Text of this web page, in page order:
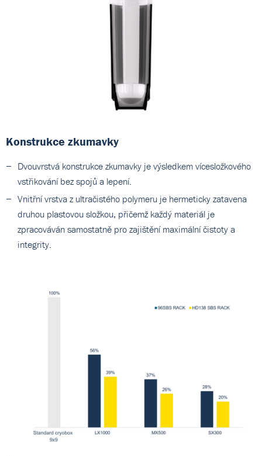
Konstrukce zkumavky
Dvouvrstvá konstrukce zkumavky je výsledkem vícesložkového
vstřikování bez spojů a lepení.
Vnitřní vrstva z ultračistého polymeru je hermeticky zatavena
druhou plastovou složkou, přičemž každý materiál je
zpracováván samostatně pro zajištění maximální čistoty a
integrity.